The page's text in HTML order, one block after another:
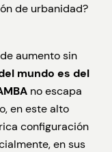
de urbanidad?
aumento sin
mundo es del
no escapa
en este alto
configuración
en sus